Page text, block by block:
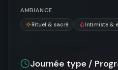
AMBIANCE
Rituel & sacré Intimiste &
Journée type /